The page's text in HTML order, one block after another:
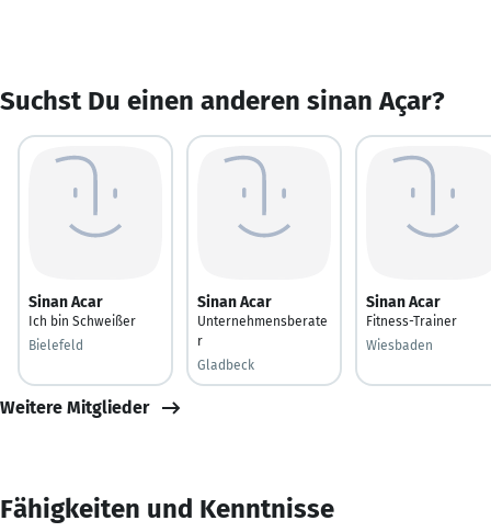
Suchst Du einen anderen sinan Açar?
Sinan Acar
Ich bin Schweißer
Bielefeld
Sinan Acar
Unternehmensberate
r
Gladbeck
Sinan Acar
Fitness-Trainer
Wiesbaden
Weitere Mitglieder
Fähigkeiten und Kenntnisse